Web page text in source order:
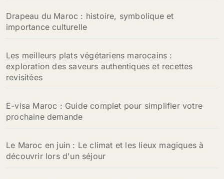
Drapeau du Maroc : histoire, symbolique et
importance culturelle
Les meilleurs plats végétariens marocains :
exploration des saveurs authentiques et recettes
revisitées
E-visa Maroc : Guide complet pour simplifier votre
prochaine demande
Le Maroc en juin : Le climat et les lieux magiques à
découvrir lors d'un séjour